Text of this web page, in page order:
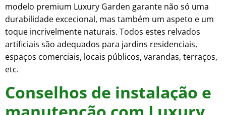
modelo premium Luxury Garden garante não só uma
durabilidade excecional, mas também um aspeto e um
toque incrivelmente naturais. Todos estes relvados
artificiais são adequados para jardins residenciais,
espaços comerciais, locais públicos, varandas, terraços,
etc.
Conselhos de instalação e